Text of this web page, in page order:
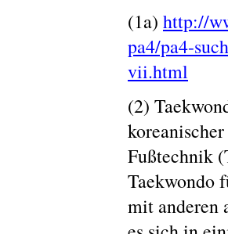
(1a) http://
pa4/pa4-
vii.html
(2)
Fußtechnik
Taekwondo
mit anderen